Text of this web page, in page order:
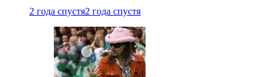
2 года спустя2 года спустя